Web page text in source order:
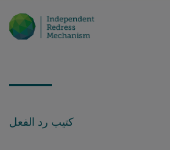
كتيب رد الفعل